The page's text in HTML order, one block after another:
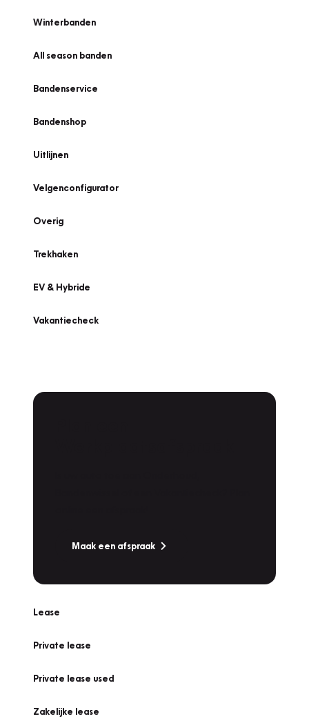
Winterbanden
All season banden
Bandenservice
Bandenshop
Uitlijnen
Velgenconfigurator
Overig
Trekhaken
EV & Hybride
Vakantiecheck
Maak een afspraak
Lease
Private lease
Private lease used
Zakelijke lease